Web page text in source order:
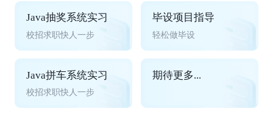
Java抽奖系统实习
校招求职快人一步
毕设项目指导
轻松做毕设
Java拼车系统实习
校招求职快人一步
期待更多...